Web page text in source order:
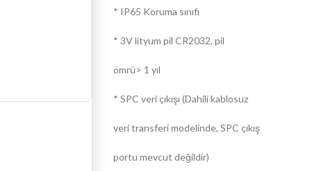
* IP65 Koruma sınıfı
* 3V lityum pil CR2032, pil
ömrü> 1 yıl
* SPC veri çıkışı (Dahili kablosuz
veri transferi modelinde, SPC çıkış
portu mevcut değildir)